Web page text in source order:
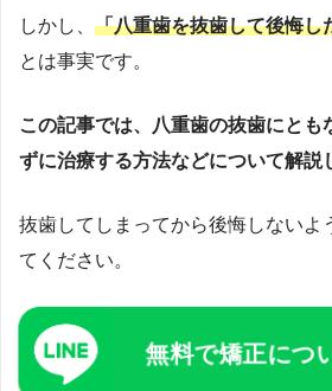
ィアで情報発信もしている。2023年
宿）を開院し、理事長としてオンライ
労働省指定のオンライン診療資格を取
を駆使した医療提供を実現。https://
しかし、 「八重歯を抜歯して後悔し
とは事実です。
この記事では、八重歯の抜歯にとも
ずに治療する方法などについて解説
抜歯してしまってから後悔しないよ
てください。
無料で矯正につ